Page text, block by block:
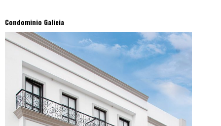
Condominio Galicia